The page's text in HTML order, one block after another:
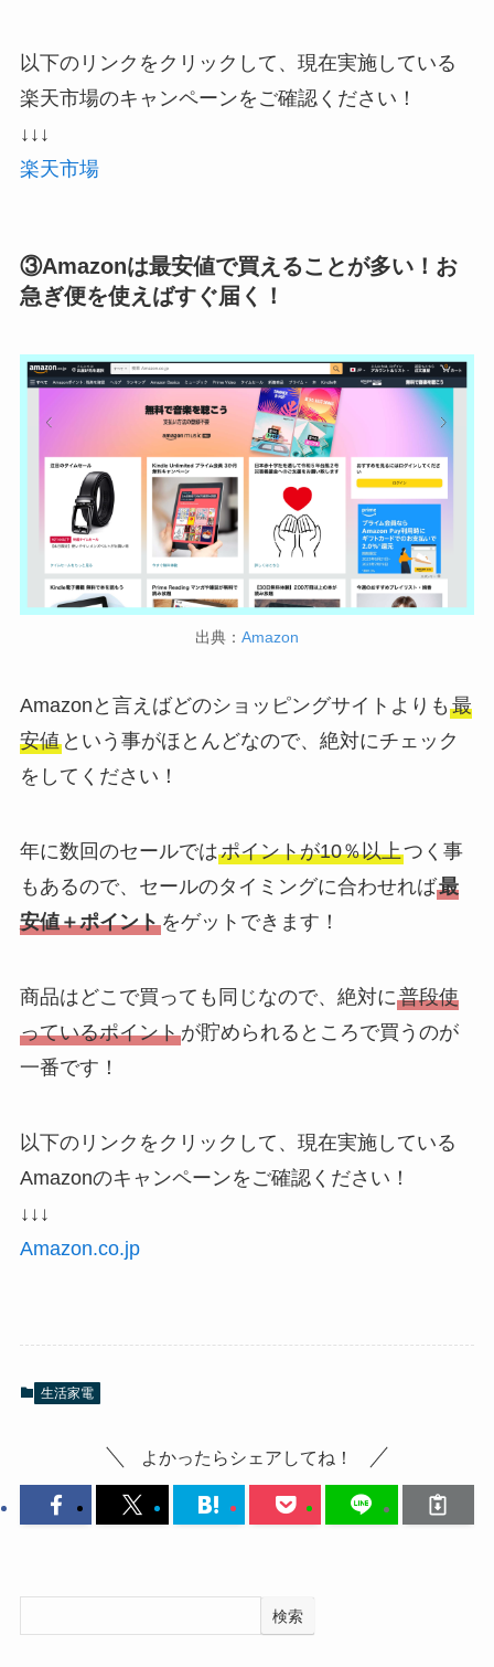
以下のリンクをクリックして、現在実施している
楽天市場のキャンペーンをご確認ください！
↓↓↓
楽天市場
③Amazonは最安値で買えることが多い！お
急ぎ便を使えばすぐ届く！
出典： Amazon
Amazonと言えばどのショッピングサイトよりも 最
安値という事がほとんどなので、絶対にチェック
をしてください！
年に数回のセールではポイントが10％以上つく事
もあるので、セールのタイミングに合わせれば最
安値＋ポイントをゲットできます！
商品はどこで買っても同じなので、絶対に普段使
っているポイントが貯められるところで買うのが
一番です！
以下のリンクをクリックして、現在実施している
Amazonのキャンペーンをご確認ください！
↓↓↓
Amazon.co.jp
生活家電
よかったらシェアしてね！
検索